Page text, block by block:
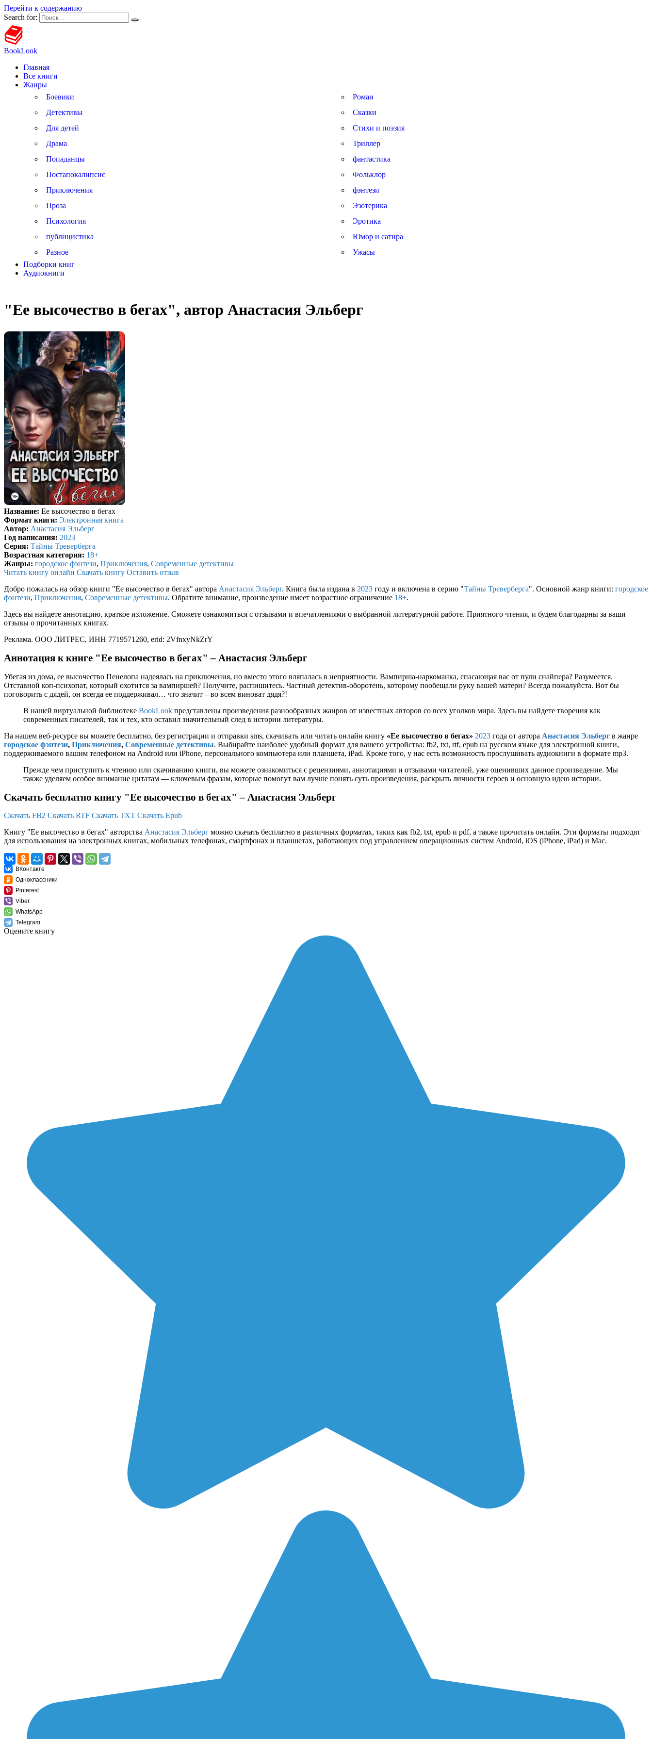
Перейти к содержанию
Search for:
BookLook
Главная
Все книги
Жанры
Боевики
Детективы
Для детей
Драма
Попаданцы
Постапокалипсис
Приключения
Проза
Психология
публицистика
Разное
Роман
Сказки
Стихи и поэзия
Триллер
фантастика
Фольклор
фэнтези
Эзотерика
Эротика
Юмор и сатира
Ужасы
Подборки книг
Аудиокниги
"Ее высочество в бегах", автор Анастасия Эльберг
Название: Ее высочество в бегах
Формат книги: Электронная книга
Автор: Анастасия Эльберг
Год написания: 2023
Серия: Тайны Треверберга
Возрастная категория: 18+
Жанры: городское фэнтези, Приключения, Современные детективы
Читать книгу онлайн Скачать книгу Оставить отзыв
Добро пожалась на обзор книги "Ее высочество в бегах" автора Анастасия Эльберг. Книга была издана в 2023 году и включена в серию "Тайны Треверберга". Основной жанр книги: городское
фэнтези, Приключения, Современные детективы. Обратите внимание, произведение имеет возрастное ограничение 18+.
Здесь вы найдете аннотацию, краткое изложение. Сможете ознакомиться с отзывами и впечатлениями о выбранной литературной работе. Приятного чтения, и будем благодарны за ваши
отзывы о прочитанных книгах.
Реклама. ООО ЛИТРЕС, ИНН 7719571260, erid: 2VfnxyNkZrY
Аннотация к книге "Ее высочество в бегах" – Анастасия Эльберг
Убегая из дома, ее высочество Пенелопа надеялась на приключения, но вместо этого вляпалась в неприятности. Вампирша-наркоманка, спасающая вас от пули снайпера? Разумеется.
Отставной коп-психопат, который охотится за вампиршей? Получите, распишитесь. Частный детектив-оборотень, которому пообещали руку вашей матери? Всегда пожалуйста. Вот бы
поговорить с дядей, он всегда ее поддерживал… что значит – во всем виноват дядя?!
В нашей виртуальной библиотеке BookLook представлены произведения разнообразных жанров от известных авторов со всех уголков мира. Здесь вы найдете творения как
современных писателей, так и тех, кто оставил значительный след в истории литературы.
На нашем веб-ресурсе вы можете бесплатно, без регистрации и отправки sms, скачивать или читать онлайн книгу «Ее высочество в бегах» 2023 года от автора Анастасия Эльберг в жанре
городское фэнтези, Приключения, Современные детективы. Выбирайте наиболее удобный формат для вашего устройства: fb2, txt, rtf, epub на русском языке для электронной книги,
поддерживаемого вашим телефоном на Android или iPhone, персонального компьютера или планшета, iPad. Кроме того, у нас есть возможность прослушивать аудиокниги в формате mp3.
Прежде чем приступить к чтению или скачиванию книги, вы можете ознакомиться с рецензиями, аннотациями и отзывами читателей, уже оценивших данное произведение. Мы
также уделяем особое внимание цитатам — ключевым фразам, которые помогут вам лучше понять суть произведения, раскрыть личности героев и основную идею истории.
Скачать бесплатно книгу "Ее высочество в бегах" – Анастасия Эльберг
Скачать FB2 Скачать RTF Скачать TXT Скачать Epub
Книгу "Ее высочество в бегах" авторства Анастасия Эльберг можно скачать бесплатно в различных форматах, таких как fb2, txt, epub и pdf, а также прочитать онлайн. Эти форматы подходят
для использования на электронных книгах, мобильных телефонах, смартфонах и планшетах, работающих под управлением операционных систем Android, iOS (iPhone, iPad) и Mac.
ВКонтакте
Одноклассники
Pinterest
Viber
WhatsApp
Telegram
Оцените книгу